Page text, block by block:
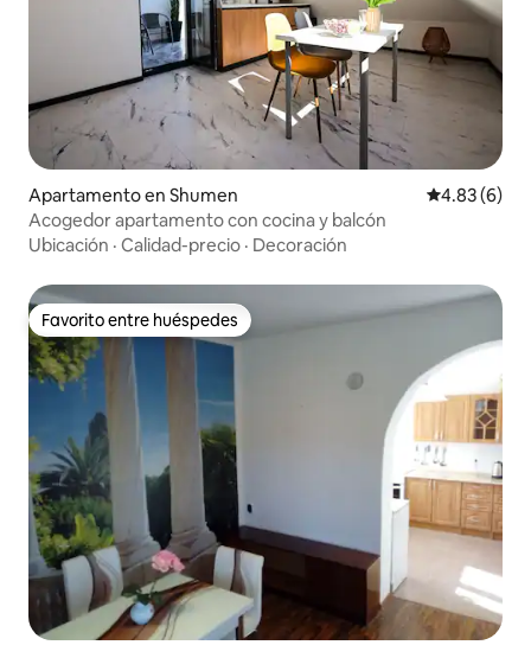
Apartamento en Shumen Calificación
4.83 (6)
Acogedor apartamento con cocina y balcón
Ubicación · Calidad-precio · Decoración
Favorito entre huéspedes
Favorito entre huéspedes